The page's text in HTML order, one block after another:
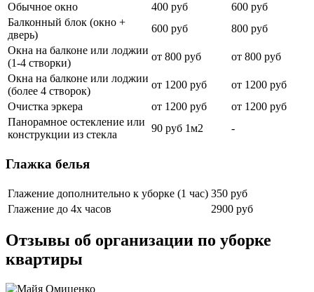
Обычное окно
400 руб
600 руб
Балконный блок (окно +
дверь)
600 руб
800 руб
Окна на балконе или лоджии
(1-4 створки)
от 800 руб
от 800 руб
Окна на балконе или лоджии
(более 4 створок)
от 1200 руб
от 1200 руб
Очистка эркера
от 1200 руб
от 1200 руб
Панорамное остекление или
конструкции из стекла
90 руб 1м2 -
Глажка белья
Глажение дополнительно к уборке (1 час) 350 руб
Глажение до 4х часов
2900 руб
Отзывы об организации по уборке
квартиры